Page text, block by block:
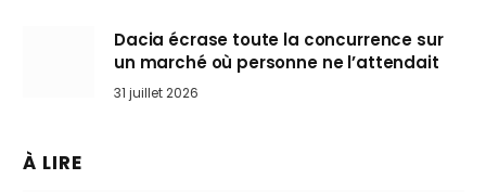
Dacia écrase toute la concurrence sur
un marché où personne ne l’attendait
31 juillet 2026
À LIRE